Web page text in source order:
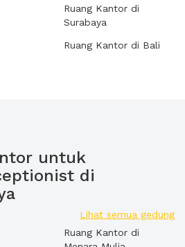
Ruang Kantor di
Surabaya
Ruang Kantor di Bali
untuk
di
Lihat semua gedung
Ruang Kantor di